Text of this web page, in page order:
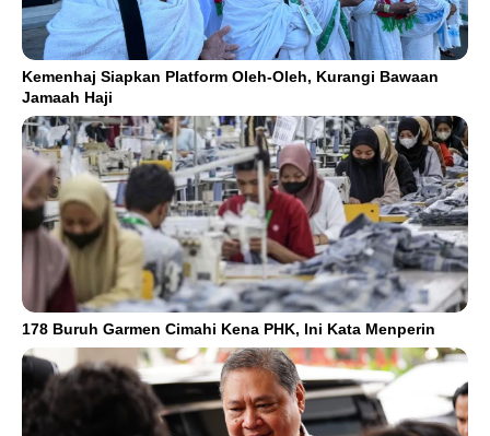
Kemenhaj Siapkan Platform Oleh-Oleh, Kurangi Bawaan
Jamaah Haji
178 Buruh Garmen Cimahi Kena PHK, Ini Kata Menperin